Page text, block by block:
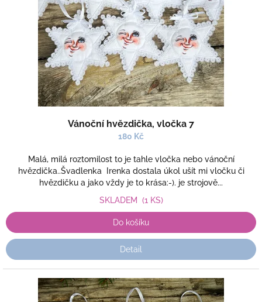
Vánoční hvězdička, vločka 7
180 Kč
Malá, milá roztomilost to je tahle vločka nebo vánoční
hvězdička..Švadlenka Irenka dostala úkol ušít mi vločku či
hvězdičku a jako vždy je to krása:-). je strojově...
SKLADEM (1 KS)
Do košíku
Detail